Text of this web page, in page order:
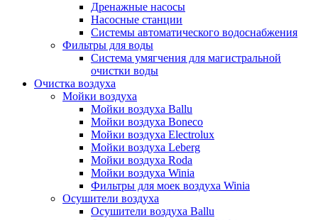
Дренажные насосы
Насосные станции
Системы автоматического водоснабжения
Фильтры для воды
Система умягчения для магистральной
очистки воды
Очистка воздуха
Мойки воздуха
Мойки воздуха Ballu
Мойки воздуха Boneco
Мойки воздуха Electrolux
Мойки воздуха Leberg
Мойки воздуха Roda
Мойки воздуха Winia
Фильтры для моек воздуха Winia
Осушители воздуха
Осушители воздуха Ballu